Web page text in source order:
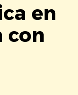
en
con